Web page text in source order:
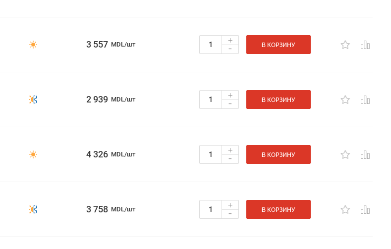
3 557 MDL/шт +
- В КОРЗИНУ
2 939 MDL/шт +
- В КОРЗИНУ
4 326 MDL/шт +
- В КОРЗИНУ
3 758 MDL/шт +
- В КОРЗИНУ